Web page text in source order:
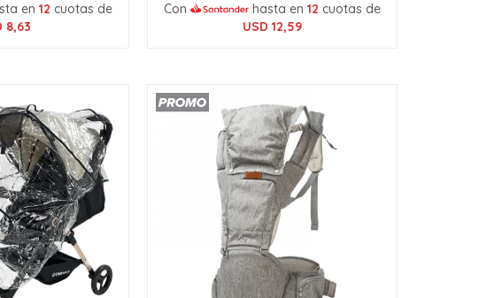
en12 cuotas de
8,63
Con hasta en12 cuotas de
USD 12,59